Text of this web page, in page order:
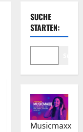
SUCHE
STARTEN:
Musicmaxx